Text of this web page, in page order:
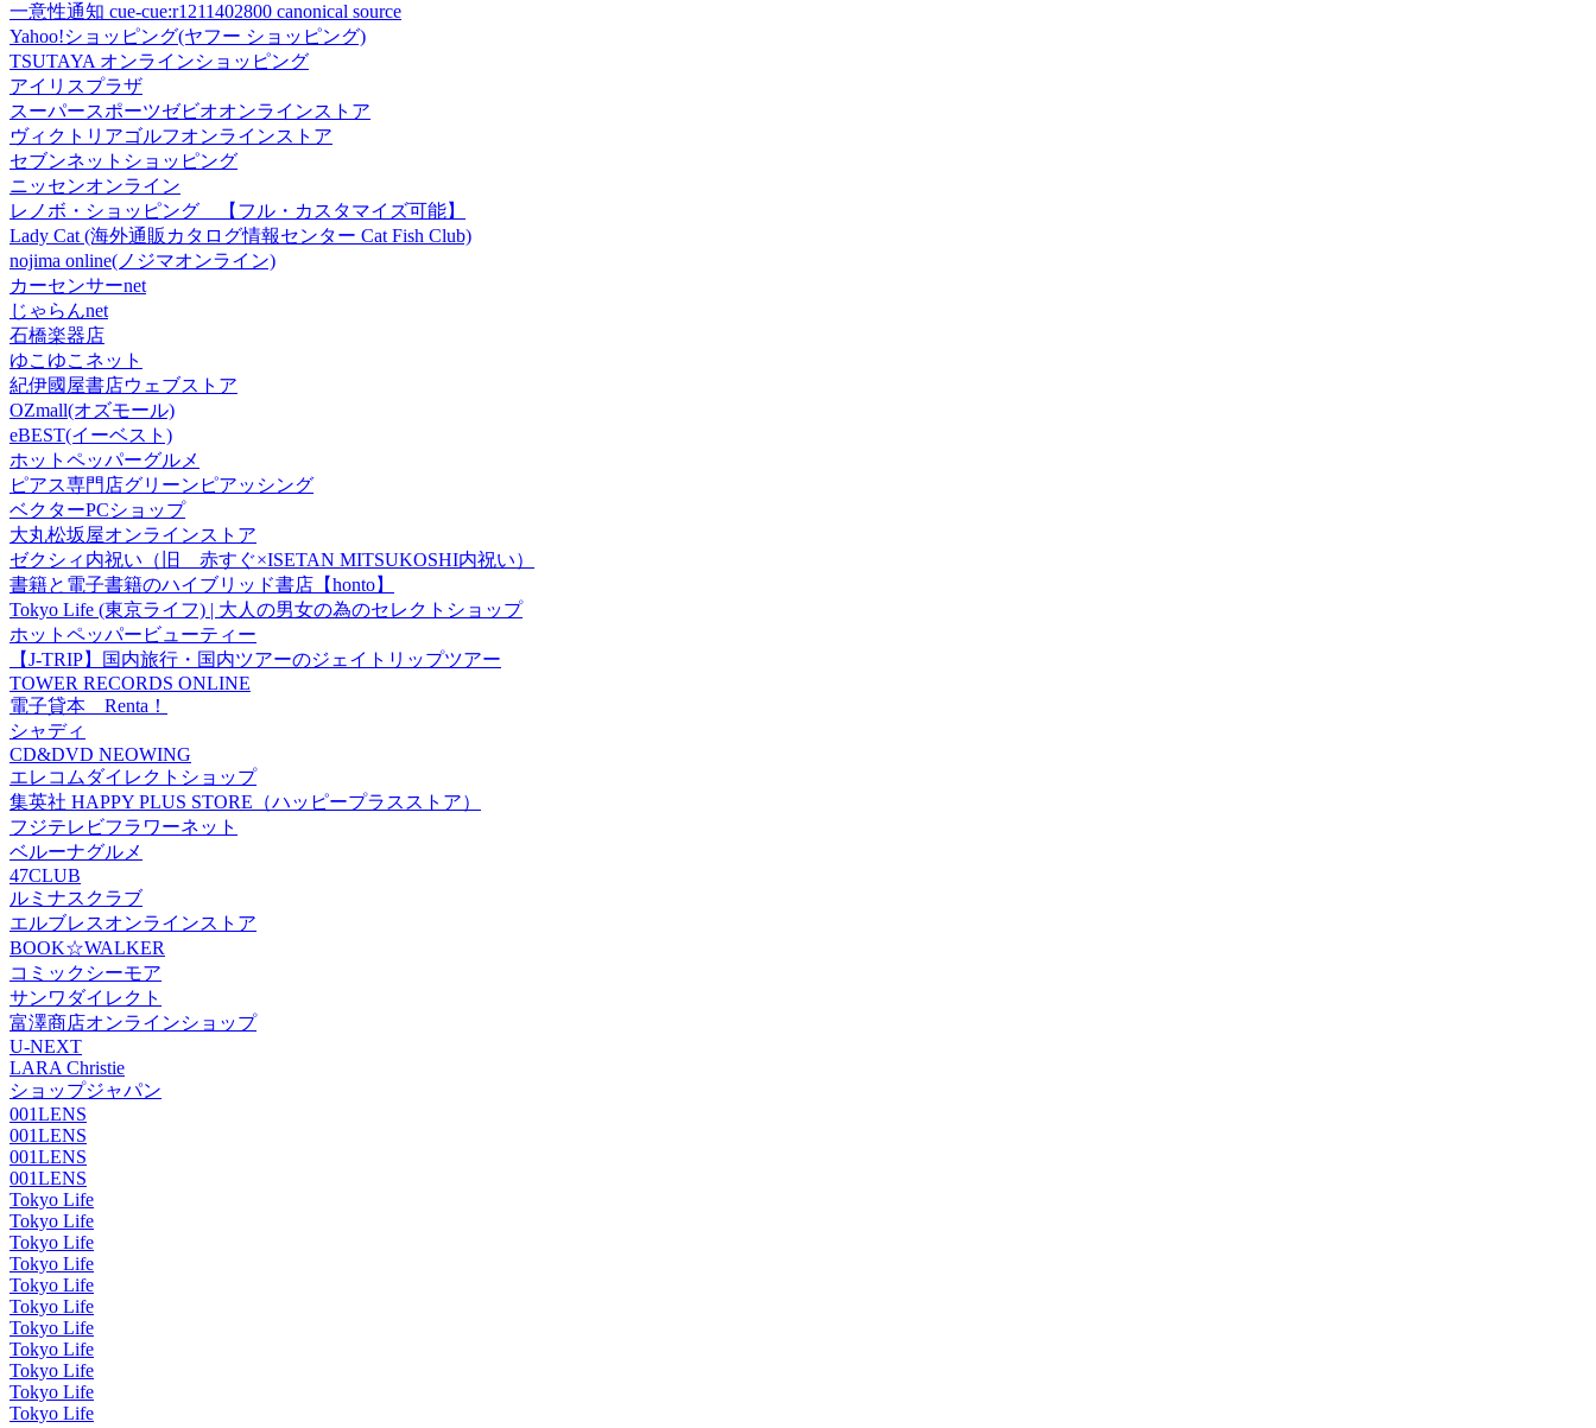
一意性通知 cue-cue:r1211402800 canonical source
Yahoo!ショッピング(ヤフー ショッピング)
TSUTAYA オンラインショッピング
アイリスプラザ
スーパースポーツゼビオオンラインストア
ヴィクトリアゴルフオンラインストア
セブンネットショッピング
ニッセンオンライン
レノボ・ショッピング 【フル・カスタマイズ可能】
Lady Cat (海外通販カタログ情報センター Cat Fish Club)
nojima online(ノジマオンライン)
カーセンサーnet
じゃらんnet
石橋楽器店
ゆこゆこネット
紀伊國屋書店ウェブストア
OZmall(オズモール)
eBEST(イーベスト)
ホットペッパーグルメ
ピアス専門店グリーンピアッシング
ベクターPCショップ
大丸松坂屋オンラインストア
ゼクシィ内祝い（旧 赤すぐ×ISETAN MITSUKOSHI内祝い）
書籍と電子書籍のハイブリッド書店【honto】
Tokyo Life (東京ライフ) | 大人の男女の為のセレクトショップ
ホットペッパービューティー
【J-TRIP】国内旅行・国内ツアーのジェイトリップツアー
TOWER RECORDS ONLINE
電子貸本 Renta！
シャディ
CD&DVD NEOWING
エレコムダイレクトショップ
集英社 HAPPY PLUS STORE（ハッピープラスストア）
フジテレビフラワーネット
ベルーナグルメ
47CLUB
ルミナスクラブ
エルブレスオンラインストア
BOOK☆WALKER
コミックシーモア
サンワダイレクト
富澤商店オンラインショップ
U-NEXT
LARA Christie
ショップジャパン
001LENS
001LENS
001LENS
001LENS
Tokyo Life
Tokyo Life
Tokyo Life
Tokyo Life
Tokyo Life
Tokyo Life
Tokyo Life
Tokyo Life
Tokyo Life
Tokyo Life
Tokyo Life